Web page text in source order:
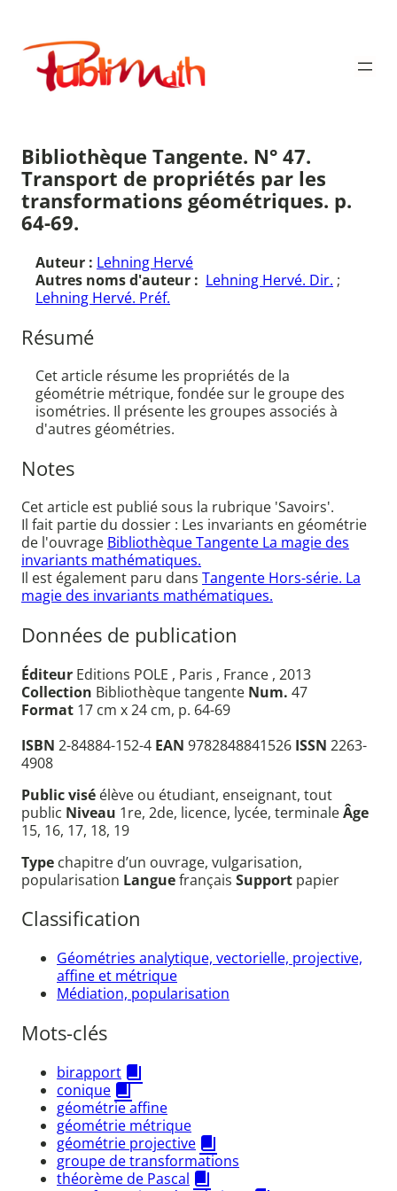
contenu
Publimath
Bibliothèque Tangente. N° 47.
Transport de propriétés par les
transformations géométriques. p.
64-69.
Auteur : Lehning Hervé
Autres noms d'auteur : Lehning Hervé. Dir. ;
Lehning Hervé. Préf.
Résumé
Cet article résume les propriétés de la
géométrie métrique, fondée sur le groupe des
isométries. Il présente les groupes associés à
d'autres géométries.
Notes
Cet article est publié sous la rubrique 'Savoirs'.
Il fait partie du dossier : Les invariants en géométrie
de l'ouvrage Bibliothèque Tangente La magie des
invariants mathématiques.
Il est également paru dans Tangente Hors-série. La
magie des invariants mathématiques.
Données de publication
Éditeur Editions POLE , Paris , France , 2013
Collection Bibliothèque tangente Num. 47
Format 17 cm x 24 cm, p. 64-69
ISBN 2-84884-152-4 EAN 9782848841526 ISSN 2263-
4908
Public visé élève ou étudiant, enseignant, tout
public Niveau 1re, 2de, licence, lycée, terminaleÂge
15, 16, 17, 18, 19
Type chapitre d’un ouvrage, vulgarisation,
popularisation Languefrançais Support papier
Classification
Géométries analytique, vectorielle, projective,
affine et métrique
Médiation, popularisation
Mots-clés
birapport
conique
géométrie affine
géométrie métrique
géométrie projective
groupe de transformations
théorème de Pascal